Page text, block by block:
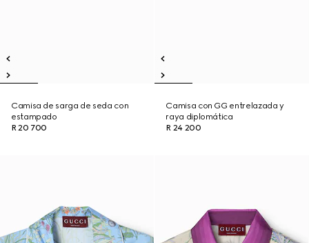
Camisa de sarga de seda con
estampado
R 20 700
Camisa con GG entrelazada y
raya diplomática
R 24 200